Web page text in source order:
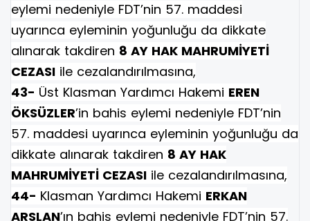
eylemi nedeniyle FDT’nin 57. maddesi
uyarınca eyleminin yoğunluğu da dikkate
alınarak takdiren 8 AY HAK MAHRUMİYETİ
CEZASI ile cezalandırılmasına,
43- Üst Klasman Yardımcı Hakemi EREN
ÖKSÜZLER’in bahis eylemi nedeniyle FDT’nin
57. maddesi uyarınca eyleminin yoğunluğu da
dikkate alınarak takdiren 8 AY HAK
MAHRUMİYETİ CEZASI ile cezalandırılmasına,
44- Klasman Yardımcı Hakemi ERKAN
ARSLAN’ın bahis eylemi nedeniyle FDT’nin 57.